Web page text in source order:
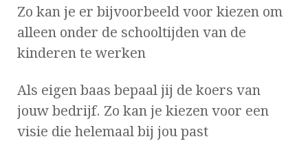
Zo kan je er bijvoorbeeld voor kiezen om
alleen onder de schooltijden van de
kinderen te werken
Als eigen baas bepaal jij de koers van
jouw bedrijf. Zo kan je kiezen voor een
visie die helemaal bij jou past